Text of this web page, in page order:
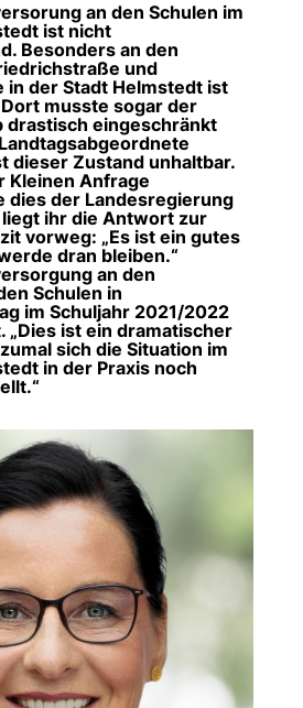
an den Schulen im
ist nicht
Besonders an den
und
in der Stadt Helmstedt ist
musste sogar der
drastisch eingeschränkt
dieser Zustand unhaltbar.
Kleinen Anfrage
dies der Landesregierung
ihr die Antwort zur
vorweg: „Es ist ein gutes
dran bleiben.“
an den
Schulen in
im Schuljahr 2021/2022
„Dies ist ein dramatischer
sich die Situation im
in der Praxis noch